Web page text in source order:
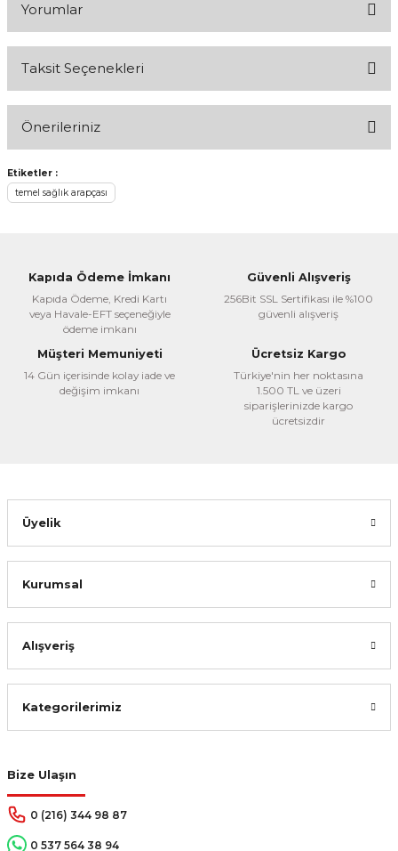
Yorumlar
Taksit Seçenekleri
Önerileriniz
Bu ürünün fiyat bilgisi, resim, ürün açıklamalarında ve diğer
konularda yetersiz gördüğünüz noktaları öneri formunu
kullanarak tarafımıza iletebilirsiniz.
Ürün resmi kalitesiz, bozuk veya görüntülenemiyor.
Ürün açıklamasında eksik bilgiler bulunuyor.
Ürün bilgilerinde hatalar bulunuyor.
Etiketler :
temel sağlık arapçası
Kapıda Ödeme İmkanı
Kapıda Ödeme, Kredi Kartı
veya Havale-EFT seçeneğiyle
ödeme imkanı
Güvenli Alışveriş
256Bit SSL Sertifikası ile %100
güvenli alışveriş
Müşteri Memuniyeti
14 Gün içerisinde kolay iade ve
değişim imkanı
Ücretsiz Kargo
Türkiye'nin her noktasına
1.500 TL ve üzeri
siparişlerinizde kargo
ücretsizdir
Bize Ulaşın
0 (216) 344 98 87
0 537 564 38 94
Üyelik
Kurumsal
Alışveriş
Kategorilerimiz